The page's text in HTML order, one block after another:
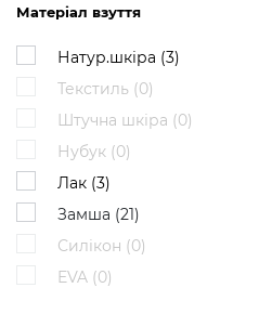
Матеріал взуття
Натур.шкіра (3)
Текстиль (0)
Штучна шкіра (0)
Нубук (0)
Лак (3)
Замша (21)
Силікон (0)
EVA (0)